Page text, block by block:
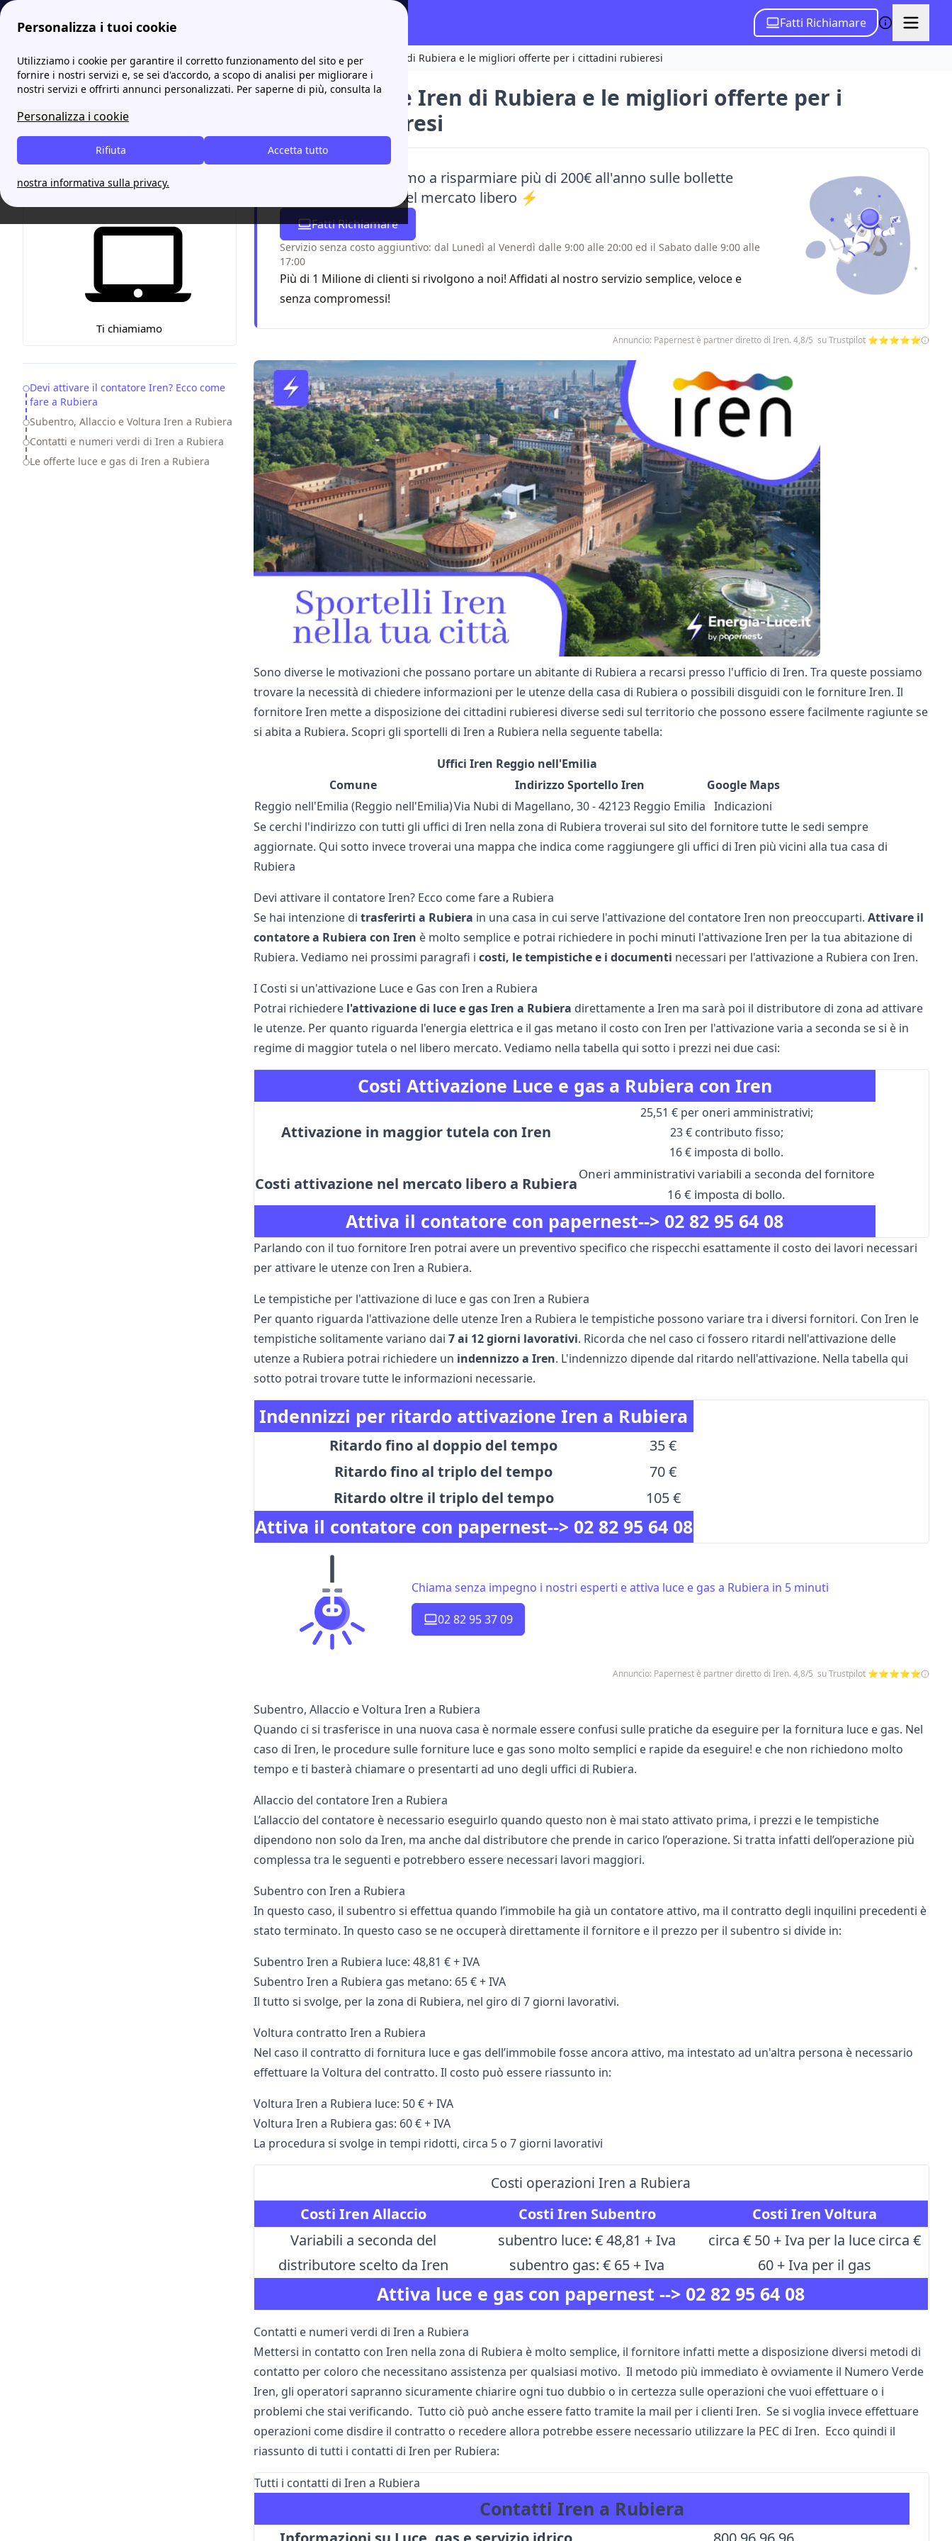
Personalizza i tuoi cookie
Utilizziamo i cookie per garantire il corretto funzionamento del sito e per
fornire i nostri servizi e, se sei d'accordo, a scopo di analisi per migliorare i
nostri servizi e offrirti annunci personalizzati. Per saperne di più, consulta la
Personalizza i cookie
Accetta tutto
Rifiuta
nostra informativa sulla privacy.
Fatti Richiamare
Energia-Luce.it Tutti gli sportelli IREN: indirizzi e contatti Scopri gli store Iren di Rubiera e le migliori offerte per i cittadini rubieresi
Ti chiamiamo
Table of Contents
Devi attivare il contatore Iren? Ecco come
fare a Rubiera
Subentro, Allaccio e Voltura Iren a Rubiera
Contatti e numeri verdi di Iren a Rubiera
Le offerte luce e gas di Iren a Rubiera
Scopri gli store Iren di Rubiera e le migliori offerte per i
cittadini rubieresi
Chiamaci e ti aiutiamo a risparmiare più di 200€ all'anno sulle bollette
grazie alle offerte del mercato libero ⚡
Fatti Richiamare
Servizio senza costo aggiuntivo: dal Lunedì al Venerdì dalle 9:00 alle 20:00 ed il Sabato dalle 9:00 alle
17:00
Più di 1 Milione di clienti si rivolgono a noi! Affidati al nostro servizio semplice, veloce e
senza compromessi!
Annuncio: Papernest è partner diretto di Iren. 4,8/5 su Trustpilot ⭐⭐⭐⭐⭐
Sono diverse le motivazioni che possano portare un abitante di Rubiera a recarsi presso l'ufficio di Iren. Tra queste possiamo
trovare la necessità di chiedere informazioni per le utenze della casa di Rubiera o possibili disguidi con le forniture Iren. Il
fornitore Iren mette a disposizione dei cittadini rubieresi diverse sedi sul territorio che possono essere facilmente ragiunte se
si abita a Rubiera. Scopri gli sportelli di Iren a Rubiera nella seguente tabella:
Uffici Iren Reggio nell'Emilia
Comune
Indirizzo Sportello Iren
Google Maps
Reggio nell'Emilia (Reggio nell'Emilia)Via Nubi di Magellano, 30 - 42123 Reggio Emilia
Indicazioni
Se cerchi l'indirizzo con tutti gli uffici di Iren nella zona di Rubiera troverai sul sito del fornitore tutte le sedi sempre
aggiornate. Qui sotto invece troverai una mappa che indica come raggiungere gli uffici di Iren più vicini alla tua casa di
Rubiera
Devi attivare il contatore Iren? Ecco come fare a Rubiera
Se hai intenzione di trasferirti a Rubiera in una casa in cui serve l'attivazione del contatore Iren non preoccuparti. Attivare il
contatore a Rubiera con Iren è molto semplice e potrai richiedere in pochi minuti l'attivazione Iren per la tua abitazione di
Rubiera. Vediamo nei prossimi paragrafi i costi, le tempistiche e i documenti necessari per l'attivazione a Rubiera con Iren.
I Costi si un'attivazione Luce e Gas con Iren a Rubiera
Potrai richiedere l'attivazione di luce e gas Iren a Rubiera direttamente a Iren ma sarà poi il distributore di zona ad attivare
le utenze. Per quanto riguarda l'energia elettrica e il gas metano il costo con Iren per l'attivazione varia a seconda se si è in
regime di maggior tutela o nel libero mercato. Vediamo nella tabella qui sotto i prezzi nei due casi:
Attiva il contatore con papernest--> 02 82 95 64 08
Costi Attivazione Luce e gas a Rubiera con Iren
Attivazione in maggior tutela con Iren
25,51 € per oneri amministrativi;
23 € contributo fisso;
16 € imposta di bollo.
Costi attivazione nel mercato libero a Rubiera
Oneri amministrativi variabili a seconda del fornitore
16 € imposta di bollo.
Parlando con il tuo fornitore Iren potrai avere un preventivo specifico che rispecchi esattamente il costo dei lavori necessari
per attivare le utenze con Iren a Rubiera.
Le tempistiche per l'attivazione di luce e gas con Iren a Rubiera
Per quanto riguarda l'attivazione delle utenze Iren a Rubiera le tempistiche possono variare tra i diversi fornitori. Con Iren le
tempistiche solitamente variano dai 7 ai 12 giorni lavorativi. Ricorda che nel caso ci fossero ritardi nell'attivazione delle
utenze a Rubiera potrai richiedere un indennizzo a Iren. L'indennizzo dipende dal ritardo nell'attivazione. Nella tabella qui
sotto potrai trovare tutte le informazioni necessarie.
Attiva il contatore con papernest--> 02 82 95 64 08
Indennizzi per ritardo attivazione Iren a Rubiera
Ritardo fino al doppio del tempo
35 €
Ritardo fino al triplo del tempo
70 €
Ritardo oltre il triplo del tempo
105 €
Chiama senza impegno i nostri esperti e attiva luce e gas a Rubiera in 5 minuti
02 82 95 37 09
Annuncio: Papernest è partner diretto di Iren. 4,8/5 su Trustpilot ⭐⭐⭐⭐⭐
Subentro, Allaccio e Voltura Iren a Rubiera
Quando ci si trasferisce in una nuova casa è normale essere confusi sulle pratiche da eseguire per la fornitura luce e gas. Nel
caso di Iren, le procedure sulle forniture luce e gas sono molto semplici e rapide da eseguire! e che non richiedono molto
tempo e ti basterà chiamare o presentarti ad uno degli uffici di Rubiera.
Allaccio del contatore Iren a Rubiera
L’allaccio del contatore è necessario eseguirlo quando questo non è mai stato attivato prima, i prezzi e le tempistiche
dipendono non solo da Iren, ma anche dal distributore che prende in carico l’operazione. Si tratta infatti dell’operazione più
complessa tra le seguenti e potrebbero essere necessari lavori maggiori.
Subentro con Iren a Rubiera
In questo caso, il subentro si effettua quando l’immobile ha già un contatore attivo, ma il contratto degli inquilini precedenti è
stato terminato. In questo caso se ne occuperà direttamente il fornitore e il prezzo per il subentro si divide in:
Subentro Iren a Rubiera luce: 48,81 € + IVA
Subentro Iren a Rubiera gas metano: 65 € + IVA
Il tutto si svolge, per la zona di Rubiera, nel giro di 7 giorni lavorativi.
Voltura contratto Iren a Rubiera
Nel caso il contratto di fornitura luce e gas dell’immobile fosse ancora attivo, ma intestato ad un'altra persona è necessario
effettuare la Voltura del contratto. Il costo può essere riassunto in:
Voltura Iren a Rubiera luce: 50 € + IVA
Voltura Iren a Rubiera gas: 60 € + IVA
La procedura si svolge in tempi ridotti, circa 5 o 7 giorni lavorativi
Costi operazioni Iren a Rubiera
Attiva luce e gas con papernest --> 02 82 95 64 08
Costi Iren Allaccio Costi Iren Subentro
Costi Iren Voltura
Variabili a seconda del
distributore scelto da Iren
subentro luce: € 48,81 + Iva
subentro gas: € 65 + Iva
circa € 50 + Iva per la lucecirca €
60 + Iva per il gas
Contatti e numeri verdi di Iren a Rubiera
Mettersi in contatto con Iren nella zona di Rubiera è molto semplice, il fornitore infatti mette a disposizione diversi metodi di
contatto per coloro che necessitano assistenza per qualsiasi motivo. Il metodo più immediato è ovviamente il Numero Verde
Iren, gli operatori sapranno sicuramente chiarire ogni tuo dubbio o in certezza sulle operazioni che vuoi effettuare o i
problemi che stai verificando. Tutto ciò può anche essere fatto tramite la mail per i clienti Iren. Se si voglia invece effettuare
operazioni come disdire il contratto o recedere allora potrebbe essere necessario utilizzare la PEC di Iren. Ecco quindi il
riassunto di tutti i contatti di Iren per Rubiera:
Tutti i contatti di Iren a Rubiera
Contatti Iren a Rubiera